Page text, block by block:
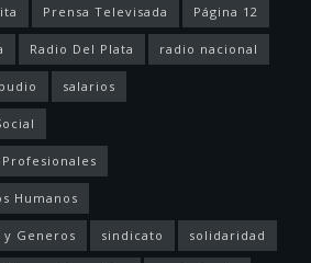
Prensa Televisada Página 12
Radio Del Plata radio nacional
salarios
Humanos
Generos sindicato solidaridad